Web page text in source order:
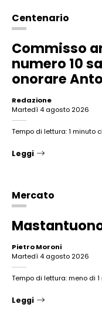
Centenario
Commisso
numero 10
onorare
Redazione
martedì 4 agosto 2026
Tempo di lettura: 1 minuto
Leggi
Mercato
Pietro Moroni
martedì 4 agosto 2026
Tempo di lettura: meno di
Leggi